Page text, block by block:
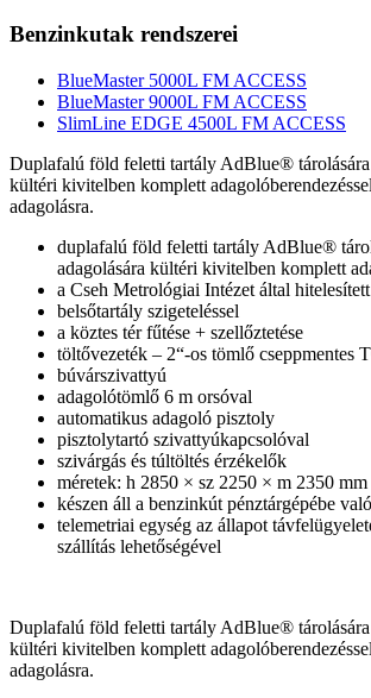
Benzinkutak rendszerei
BlueMaster 5000L FM ACCESS
BlueMaster 9000L FM ACCESS
SlimLine EDGE 4500L FM ACCESS
Duplafalú föld feletti tartály AdBlue® tárolására
kültéri kivitelben komplett
adagolásra.
duplafalú föld feletti tartály AdBlue®
adagolására kültéri kivitelben komplett
a Cseh Metrológiai Intézet által hitelesített
belsőtartály szigeteléssel
a köztes tér fűtése + szellőztetése
töltővezeték – 2“-os tömlő cseppmentes
búvárszivattyú
adagolótömlő 6 m orsóval
automatikus adagoló pisztoly
pisztolytartó szivattyúkapcsolóval
szivárgás és túltöltés érzékelők
méretek: h 2850 × sz 2250 × m 2350 mm
készen áll a benzinkút pénztárgépébe
telemetriai egység az állapot
szállítás lehetőségével
Duplafalú föld feletti tartály AdBlue® tárolására
kültéri kivitelben komplett
adagolásra.